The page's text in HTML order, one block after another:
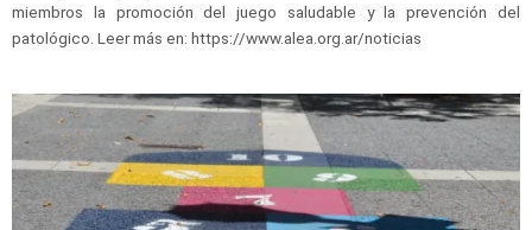
miembros la promoción del juego saludable y la prevención del
patológico. Leer más en: https://www.alea.org.ar/noticias